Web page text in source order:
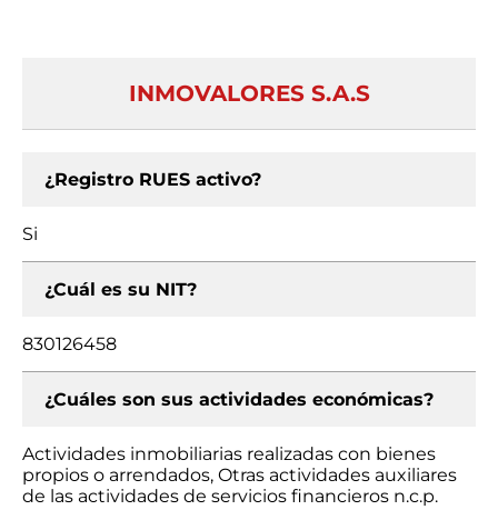
INMOVALORES S.A.S
¿Registro RUES activo?
Si
¿Cuál es su NIT?
830126458
¿Cuáles son sus actividades económicas?
Actividades inmobiliarias realizadas con bienes
propios o arrendados, Otras actividades auxiliares
de las actividades de servicios financieros n.c.p.